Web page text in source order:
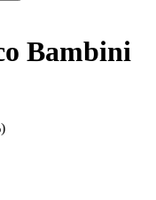
Bambini